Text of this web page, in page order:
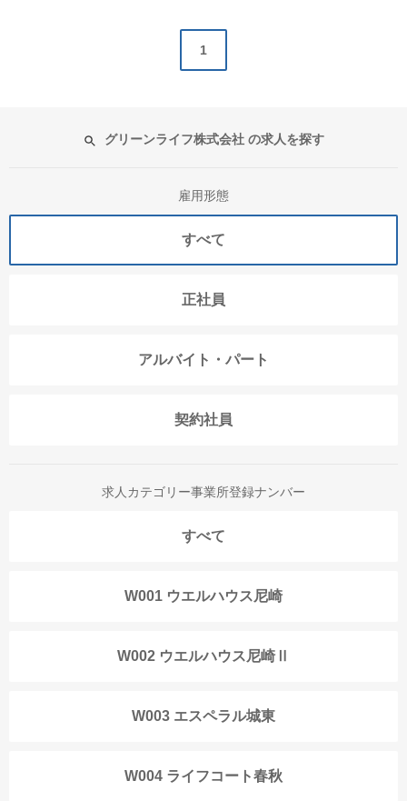
1
グリーンライフ株式会社 の求人を探す
雇用形態
すべて
正社員
アルバイト・パート
契約社員
求人カテゴリー事業所登録ナンバー
すべて
W001 ウエルハウス尼崎
W002 ウエルハウス尼崎Ⅱ
W003 エスペラル城東
W004 ライフコート春秋